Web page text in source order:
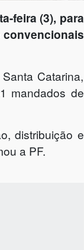
feira (3), para
Catarina,
mandados de
distribuição e
a PF.